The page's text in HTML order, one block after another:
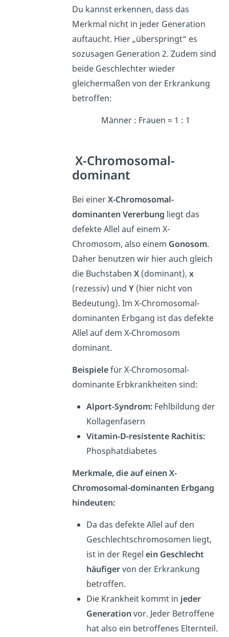
Du kannst erkennen, dass das
Merkmal nicht in jeder Generation
auftaucht. Hier „überspringt“ es
sozusagen Generation 2. Zudem sind
beide Geschlechter wieder
gleichermaßen von der Erkrankung
betroffen:
Männer : Frauen = 1 : 1
X-Chromosomal-
dominant
Bei einerX-Chromosomal-
dominanten Vererbung liegt das
defekte Allel auf einem X-
Chromosom, also einem Gonosom.
Daher benutzen wir hier auch gleich
die BuchstabenX (dominant),x
(rezessiv) undY (hier nicht von
Bedeutung). Im X-Chromosomal-
dominanten Erbgang ist das defekte
Allel auf dem X-Chromosom
dominant.
Beispielefür X-Chromosomal-
dominante Erbkrankheiten sind:
Alport-Syndrom: Fehlbildung der
Kollagenfasern
Vitamin-D-resistente Rachitis:
Phosphatdiabetes
Merkmale, die auf einen X-
Chromosomal-dominanten Erbgang
hindeuten:
Da das defekte Allel auf den
Geschlechtschromosomen liegt,
ist in der Regelein Geschlecht
häufigervon der Erkrankung
betroffen.
Die Krankheit kommt in jeder
Generation vor. Jeder Betroffene
hat also ein betroffenes Elternteil.